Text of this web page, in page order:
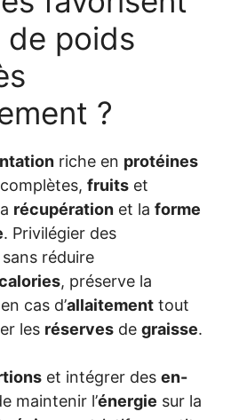
poids
?
riche en protéines
complètes, fruits et
récupération et la forme
. Privilégier des
réduire
, préserve la
en cas d’allaitement tout
les réserves de graisse.
et intégrer des en-
maintenir l’énergie sur la